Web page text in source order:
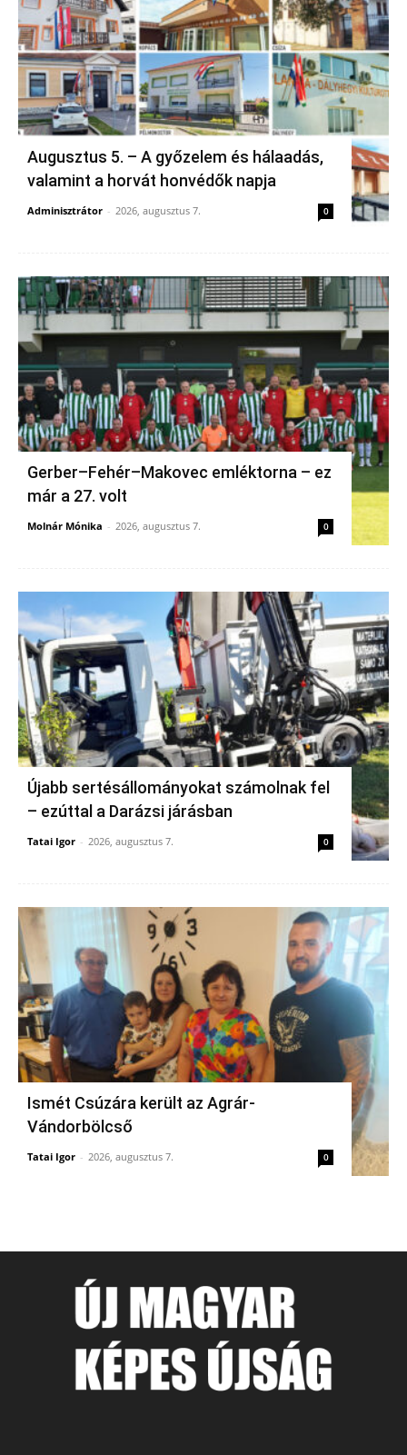
Augusztus 5. – A győzelem és hálaadás,
valamint a horvát honvédők napja
Adminisztrátor - 2026, augusztus 7. 0
Gerber–Fehér–Makovec emléktorna – ez
már a 27. volt
Molnár Mónika - 2026, augusztus 7. 0
Újabb sertésállományokat számolnak fel
– ezúttal a Darázsi járásban
Tatai Igor - 2026, augusztus 7. 0
Ismét Csúzára került az Agrár-
Vándorbölcső
Tatai Igor - 2026, augusztus 7. 0